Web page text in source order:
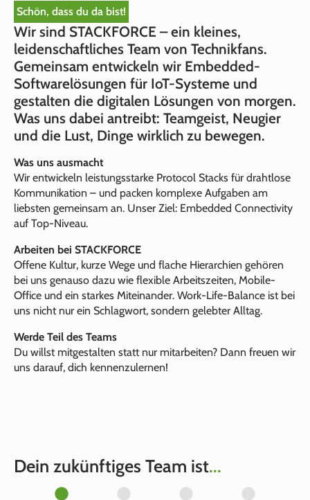
Schön, dass du da bist!
Wir sind STACKFORCE – ein kleines,
leidenschaftliches Team von Technikfans.
Gemeinsam entwickeln wir Embedded-
Softwarelösungen für IoT-Systeme und
gestalten die digitalen Lösungen von morgen.
Was uns dabei antreibt: Teamgeist, Neugier
und die Lust, Dinge wirklich zu bewegen.
Was uns ausmacht
Wir entwickeln leistungsstarke Protocol Stacks für drahtlose
Kommunikation – und packen komplexe Aufgaben am
liebsten gemeinsam an. Unser Ziel: Embedded Connectivity
auf Top-Niveau.
Arbeiten bei STACKFORCE
Offene Kultur, kurze Wege und flache Hierarchien gehören
bei uns genauso dazu wie flexible Arbeitszeiten, Mobile-
Office und ein starkes Miteinander. Work-Life-Balance ist bei
uns nicht nur ein Schlagwort, sondern gelebter Alltag.
Werde Teil des Teams
Du willst mitgestalten statt nur mitarbeiten? Dann freuen wir
uns darauf, dich kennenzulernen!
Dein zukünftiges Team ist...